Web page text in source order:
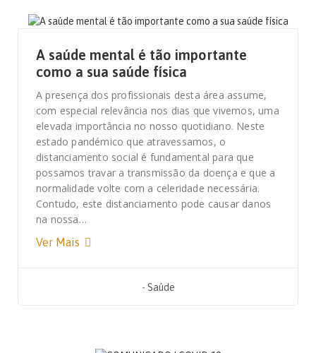
A saúde mental é tão importante
como a sua saúde física
A presença dos profissionais desta área assume,
com especial relevância nos dias que vivemos, uma
elevada importância no nosso quotidiano. Neste
estado pandémico que atravessamos, o
distanciamento social é fundamental para que
possamos travar a transmissão da doença e que a
normalidade volte com a celeridade necessária.
Contudo, este distanciamento pode causar danos
na nossa…
Ver Mais
- Saúde